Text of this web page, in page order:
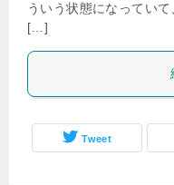
ういう状態になってい
[…]
Tweet